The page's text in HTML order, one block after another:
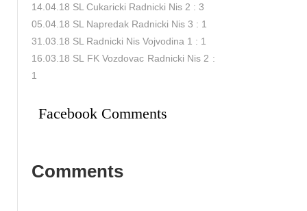
14.04.18 SL Cukaricki Radnicki Nis 2 : 3
05.04.18 SL Napredak Radnicki Nis 3 : 1
31.03.18 SL Radnicki Nis Vojvodina 1 : 1
16.03.18 SL FK Vozdovac Radnicki Nis 2 :
1
Facebook Comments
Comments